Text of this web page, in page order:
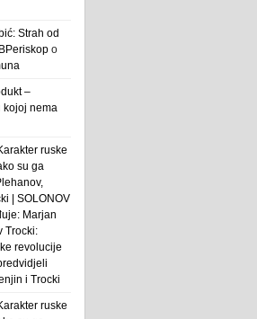
Strah od
o
–
kojoj nema
ruske
su ga
| SOLONOV
Marjan
Trocki:
revolucije
i Trocki
ruske